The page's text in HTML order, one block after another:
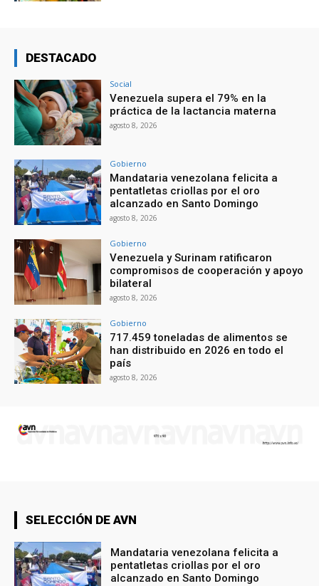
DESTACADO
Social
Venezuela supera el 79% en la
práctica de la lactancia materna
agosto 8, 2026
Gobierno
Mandataria venezolana felicita a
pentatletas criollas por el oro
alcanzado en Santo Domingo
agosto 8, 2026
Gobierno
Venezuela y Surinam ratificaron
compromisos de cooperación y apoyo
bilateral
agosto 8, 2026
Gobierno
717.459 toneladas de alimentos se
han distribuido en 2026 en todo el
país
agosto 8, 2026
SELECCIÓN DE AVN
Mandataria venezolana felicita a
pentatletas criollas por el oro
alcanzado en Santo Domingo